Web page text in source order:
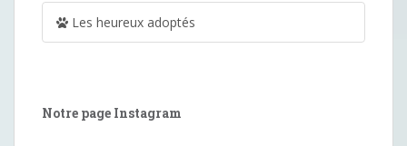
Les heureux adoptés
Notre page Instagram